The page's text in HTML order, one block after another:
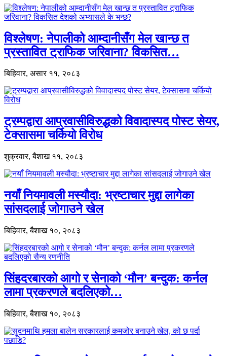
विश्लेषण: नेपालीको आम्दानीसँग मेल खान्छ त
प्रस्तावित ट्राफिक जरिवाना? विकसित…
बिहिवार, असार ११, २०८३
ट्रम्पद्वारा आप्रवासीविरुद्धको विवादास्पद पोस्ट सेयर,
टेक्सासमा चर्कियो विरोध
शुक्रवार, बैशाख ११, २०८३
नयाँ नियमावली मस्यौदा: भ्रष्टाचार मुद्दा लागेका
सांसदलाई जोगाउने खेल
बिहिवार, बैशाख १०, २०८३
सिंहदरबारको आगो र सेनाको ‘मौन’ बन्दुक: कर्नल
लामा प्रकरणले बदलिएको…
बिहिवार, बैशाख १०, २०८३